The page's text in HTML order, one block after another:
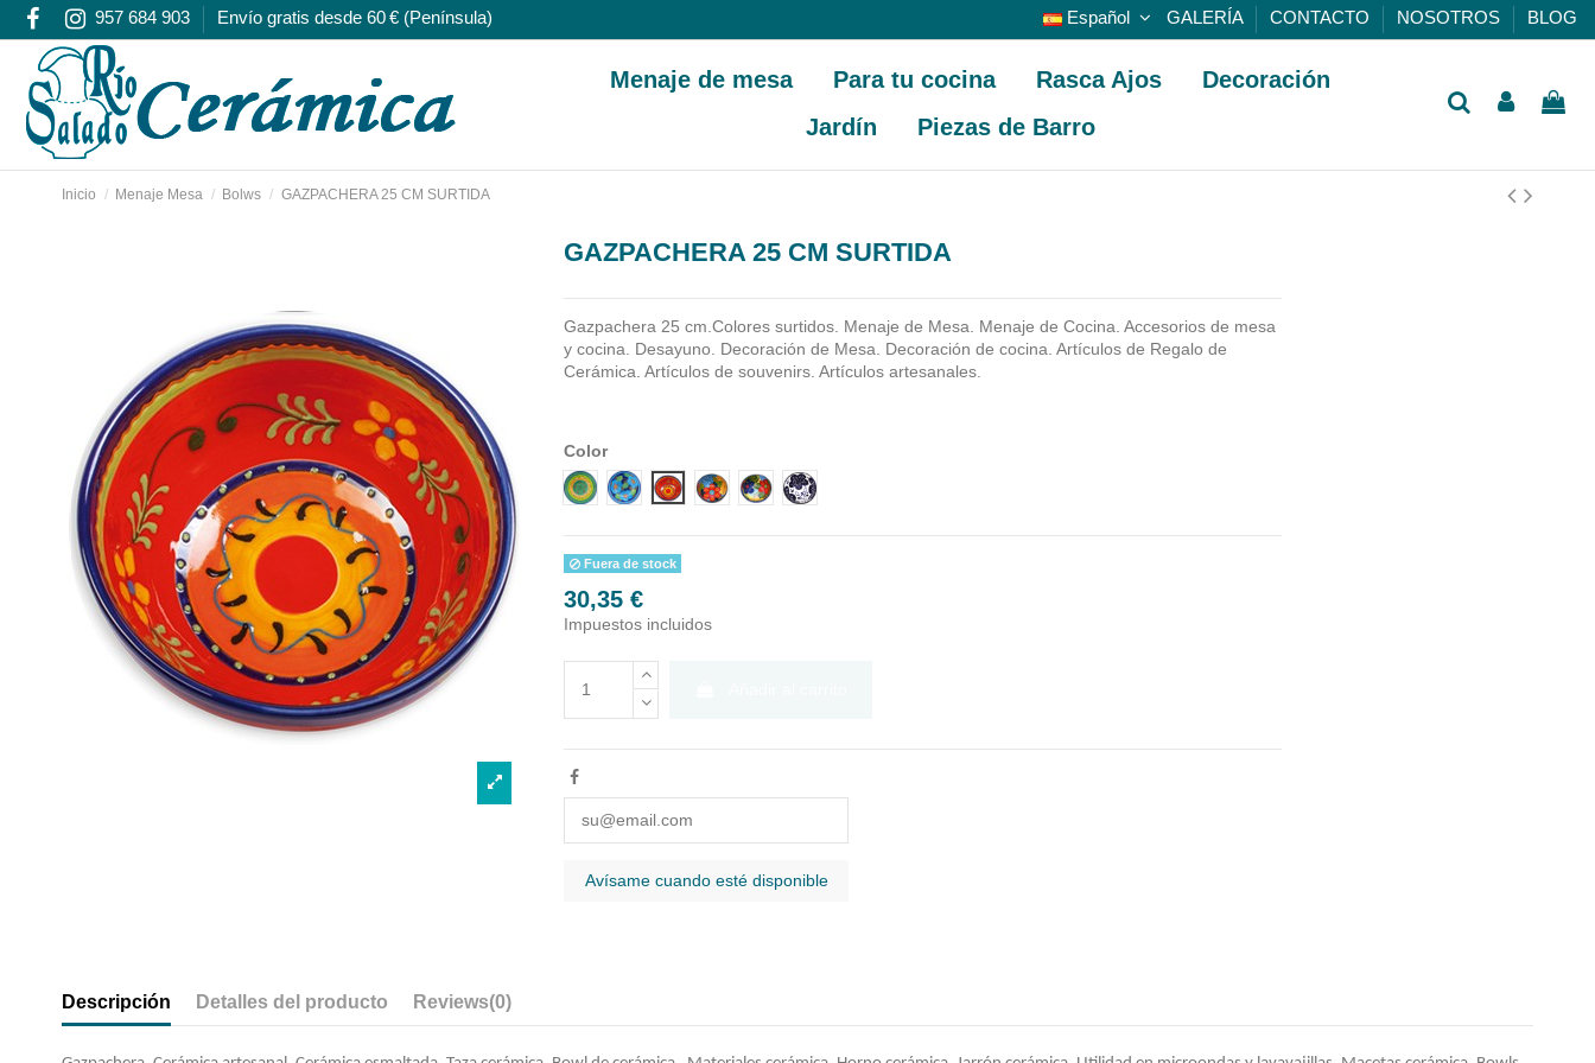
957 684 903 Envío gratis desde 60 € (Península) Español GALERÍA CONTACTO NOSOTROS BLOG
Menaje de mesa Para tu cocina Rasca Ajos
Decoración
Jardín
Piezas de Barro
Inicio Menaje Mesa Bolws GAZPACHERA 25 CM SURTIDA
GAZPACHERA 25 CM SURTIDA
Gazpachera 25 cm.Colores surtidos. Menaje de Mesa. Menaje de Cocina. Accesorios de mesa
y cocina. Desayuno. Decoración de Mesa. Decoración de cocina. Artículos de Regalo de
Cerámica. Artículos de souvenirs. Artículos artesanales.
Color
Diseño 1Diseño 2Diseño 3Diseño 4Diseño 5Diseño 6
Fuera de stock
30,35 €
Impuestos incluidos
Descripción Detalles del producto Reviews(0)